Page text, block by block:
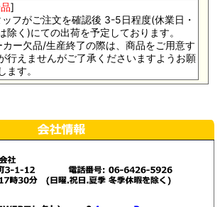
]
フがご注文を確認後 3-5日程度(休業日・
除く)にての出荷を予定しております。
ー欠品/生産終了の際は、商品をご用意す
行えませんがご了承くださいますようお願
ます。